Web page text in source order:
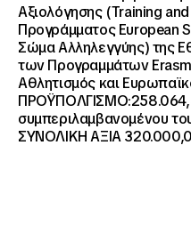
Αξιολόγησης (Training
Προγράμματος European
Σώμα Αλληλεγγύης) της
των Προγραμμάτων
Αθλητισμός και
συμπεριλαμβανομένου
ΣΥΝΟΛΙΚΗ ΑΞΙΑ